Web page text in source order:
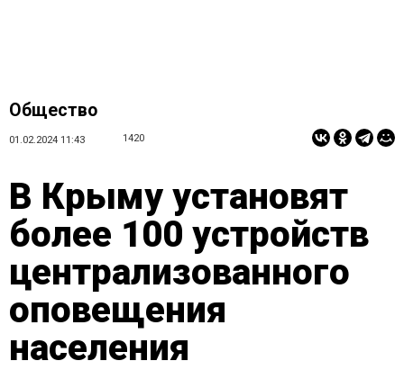
Общество
01.02.2024 11:43 1420
В Крыму установят
более 100 устройств
централизованного
оповещения
населения